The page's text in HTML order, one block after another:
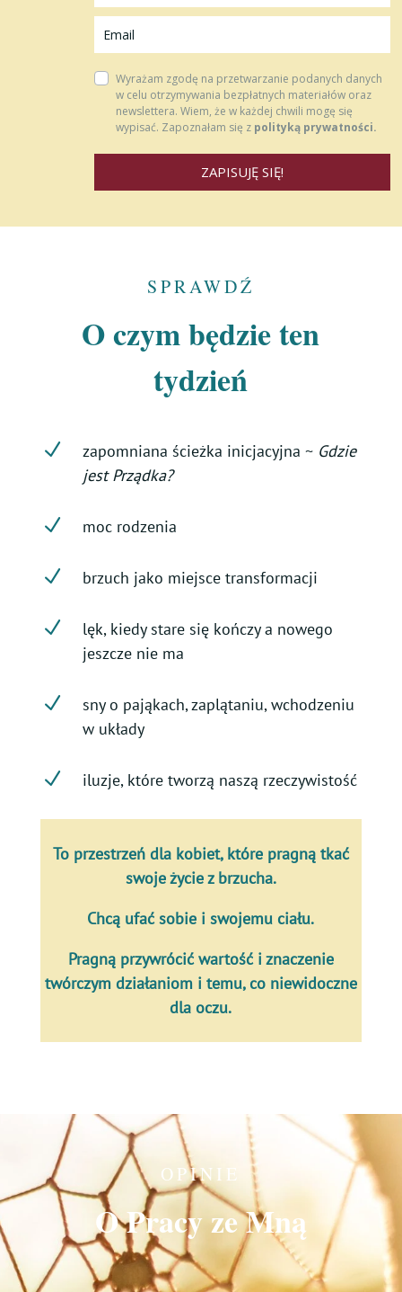
Wyrażam zgodę na prze­twa­rza­nie podanych danych
w celu otrzy­my­wa­nia bezpłatnych materiałów oraz
new­slet­tera. Wiem, że w każdej chwili mogę się
wypisać. Zapoznałam się z polityką prywatności.
ZAPISUJĘ SIĘ!
SPRAWDŹ
O czym będzie ten
tydzień
N zapomniana ścieżka inicjacyjna ~ Gdzie
jest Prządka?
N moc rodzenia
N brzuch jako miejsce transformacji
N
lęk, kiedy stare się kończy a nowego
jeszcze nie ma
N
sny o pająkach, zaplątaniu, wchodzeniu
w układy
N iluzje, które tworzą naszą rzeczywistość
To przestrzeń dla kobiet, które pragną tkać
swoje życie z brzucha.
Chcą ufać sobie i swojemu ciału.
Pragną przywrócić wartość i znaczenie
twórczym działaniom i temu, co niewidoczne
dla oczu.
OPINIE
O Pracy ze Mną